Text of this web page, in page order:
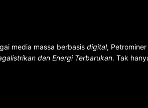
media massa berbasis digital,
dan Energi Terbarukan. Tak